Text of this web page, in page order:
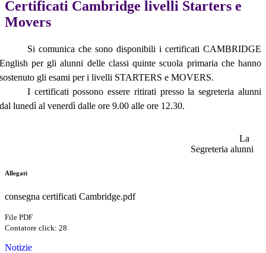
Certificati Cambridge livelli Starters e
Movers
Si comunica che sono disponibili i certificati CAMBRIDGE
per gli alunni delle classi quinte scuola primaria che hanno
gli esami per i livelli STARTERS e MOVERS.
I certificati possono essere ritirati presso la segreteria alunni
lunedì al venerdì dalle ore 9.00 alle ore 12.30.
La
Segreteria alunni
Allegati
consegna certificati Cambridge.pdf
File PDF
Contatore click: 28
Notizie